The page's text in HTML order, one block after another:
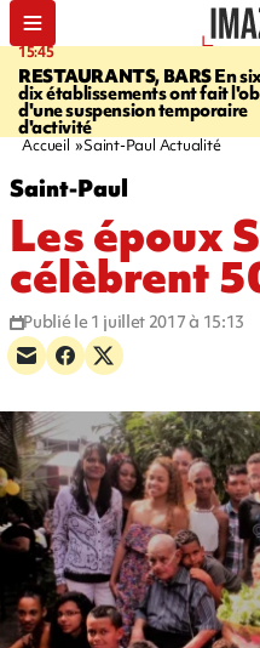
15:45
RESTAURANTS, BARSEn
dix établissements ont fait
d'une suspension temporaire
d'activité
Accueil Saint-Paul Actualité
Saint-Paul
Les époux
célèbrent
Publié le 1 juillet 2017 à 15:13